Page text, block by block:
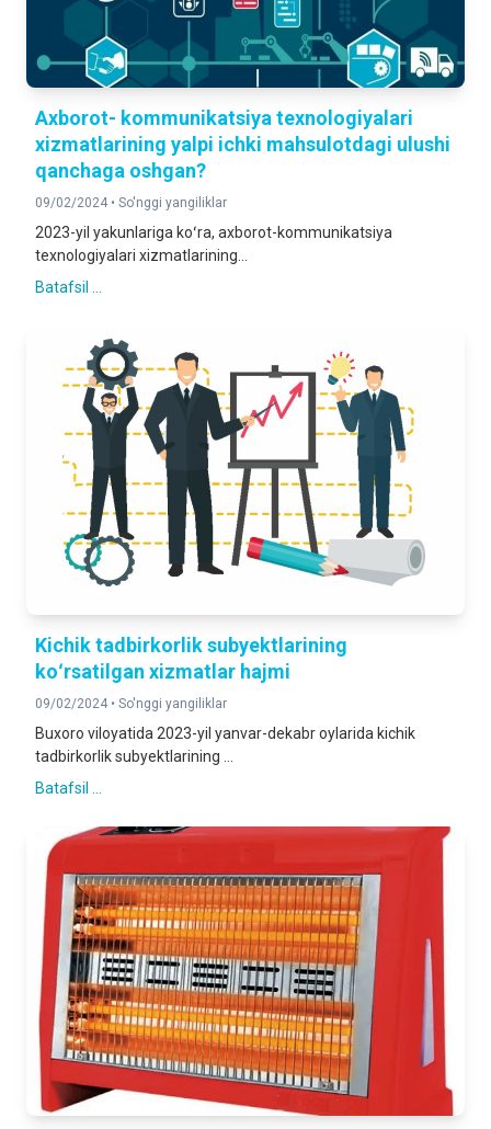
Axborot- kommunikatsiya texnologiyalari
xizmatlarining yalpi ichki mahsulotdagi ulushi
qanchaga oshgan?
09/02/2024 • So'nggi yangiliklar
2023-yil yakunlariga koʻra, axborot-kommunikatsiya
texnologiyalari xizmatlarining...
Batafsil ...
Kichik tadbirkorlik subyektlarining
koʻrsatilgan xizmatlar hajmi
09/02/2024 • So'nggi yangiliklar
Buxoro viloyatida 2023-yil yanvar-dekabr oylarida kichik
tadbirkorlik subyektlarining ...
Batafsil ...